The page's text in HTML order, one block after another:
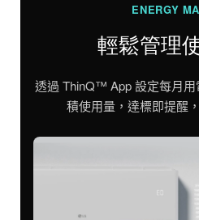
ENERGY
輕鬆管理
透過 ThinQ™ App 設定每月
積使用量，達標即提醒